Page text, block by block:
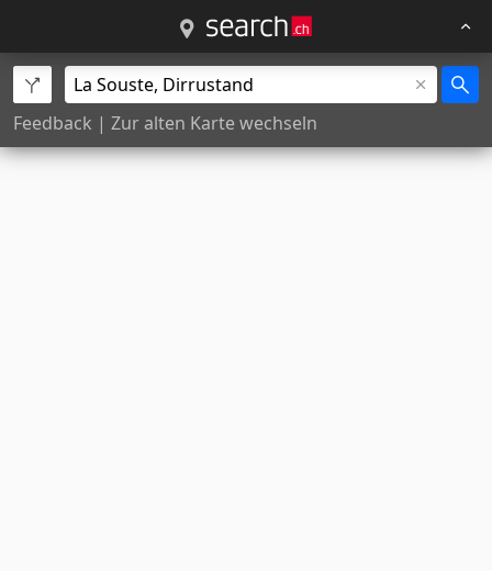
Feedback | Zur alten Karte wechseln